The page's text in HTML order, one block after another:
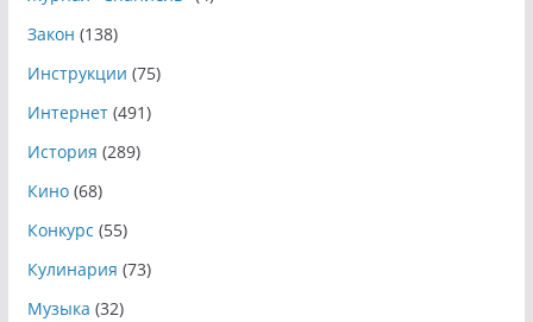
Закон (138)
Инструкции (75)
Интернет(491)
История (289)
Кино(68)
Конкурс (55)
Кулинария (73)
Музыка (32)